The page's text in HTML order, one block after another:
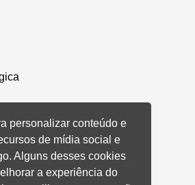
E ACORDOS
personalizar conteúdo e
de mídia social e
Alguns desses cookies
a experiência do